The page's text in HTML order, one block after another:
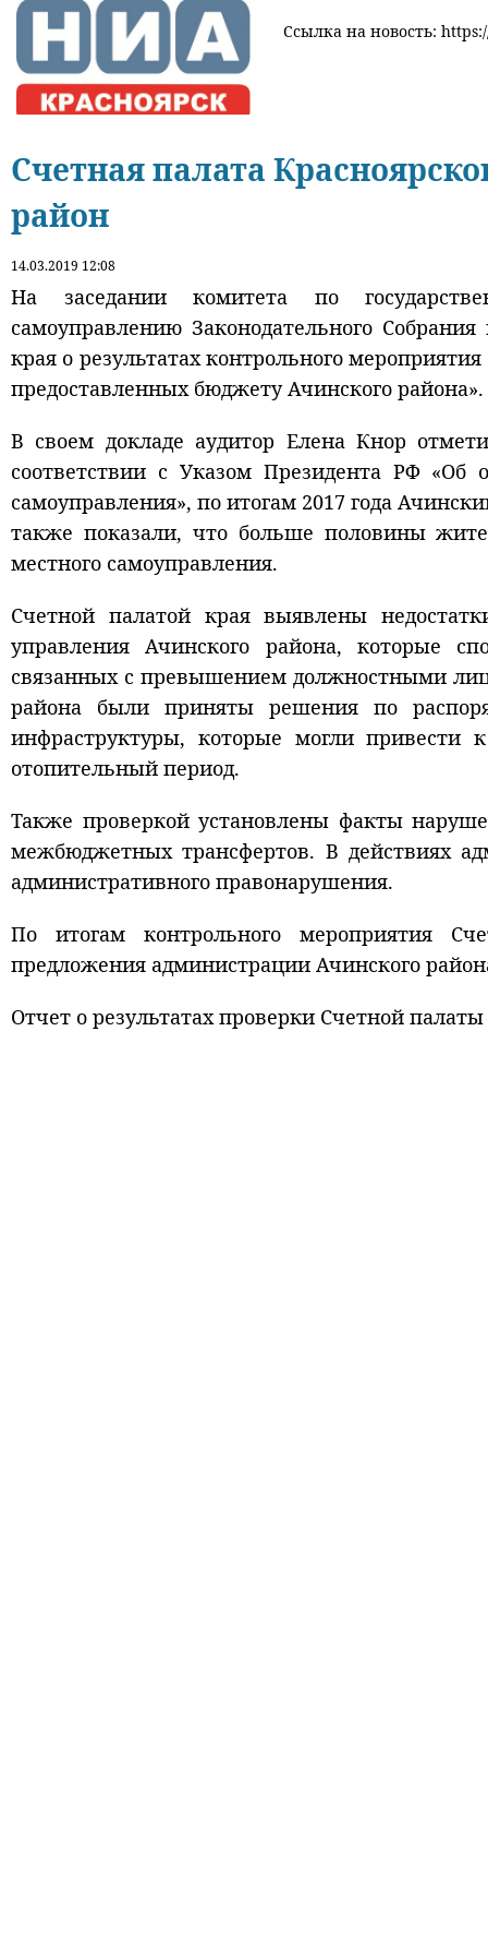
Ссылка на новость:
Счетная палата
район
14.03.2019 12:08
На заседании комитета по
самоуправлению Законодательного
края о результатах контрольного
предоставленных бюджету Ачинского района».
В своем докладе аудитор Елена Кнор
соответствии с Указом Президента РФ «Об
самоуправления», по итогам 2017 года
также показали, что больше половины
местного самоуправления.
Счетной палатой края выявлены
управления Ачинского района, которые
связанных с превышением должностными
района были приняты решения по
инфраструктуры, которые могли
отопительный период.
Также проверкой установлены факты
межбюджетных трансфертов. В действиях
административного правонарушения.
По итогам контрольного мероприятия
предложения администрации Ачинского
Отчет о результатах проверки Счетной